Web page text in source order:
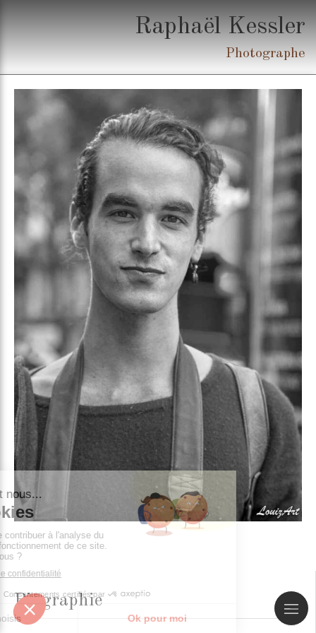
Raphaël Kessler
Photographe
Biographie